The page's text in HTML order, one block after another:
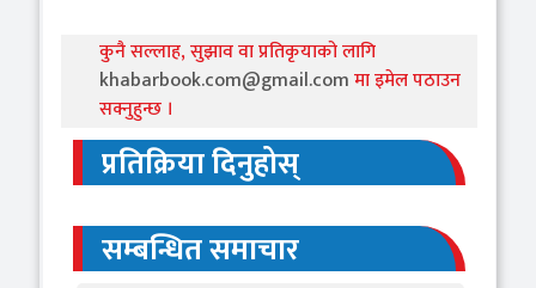
कुनै सल्लाह, सुझाव वा प्रतिकृयाको लागि
khabarbook.com@gmail.comमा इमेल पठाउन
सक्नुहुन्छ ।
प्रतिक्रिया दिनुहोस्
सम्बन्धित समाचार